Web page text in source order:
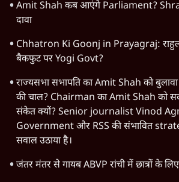
Amit Shah कब आएंगे Parliament?
दावा
Chhatron Ki Goonj in Prayagraj: राहुल
बैकफुट पर Yogi Govt?
राज्यसभा सभापति का Amit Shah को
की चाल? Chairman का Amit Shah को
संकेत क्यों? Senior journalist Vinod
Government और RSS की संभावित
सवाल उठाया है।
जंतर मंतर से गायब ABVP रांची में छात्रों के लिए